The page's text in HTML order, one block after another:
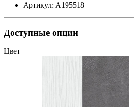
Артикул: А195518
Доступные опции
Цвет